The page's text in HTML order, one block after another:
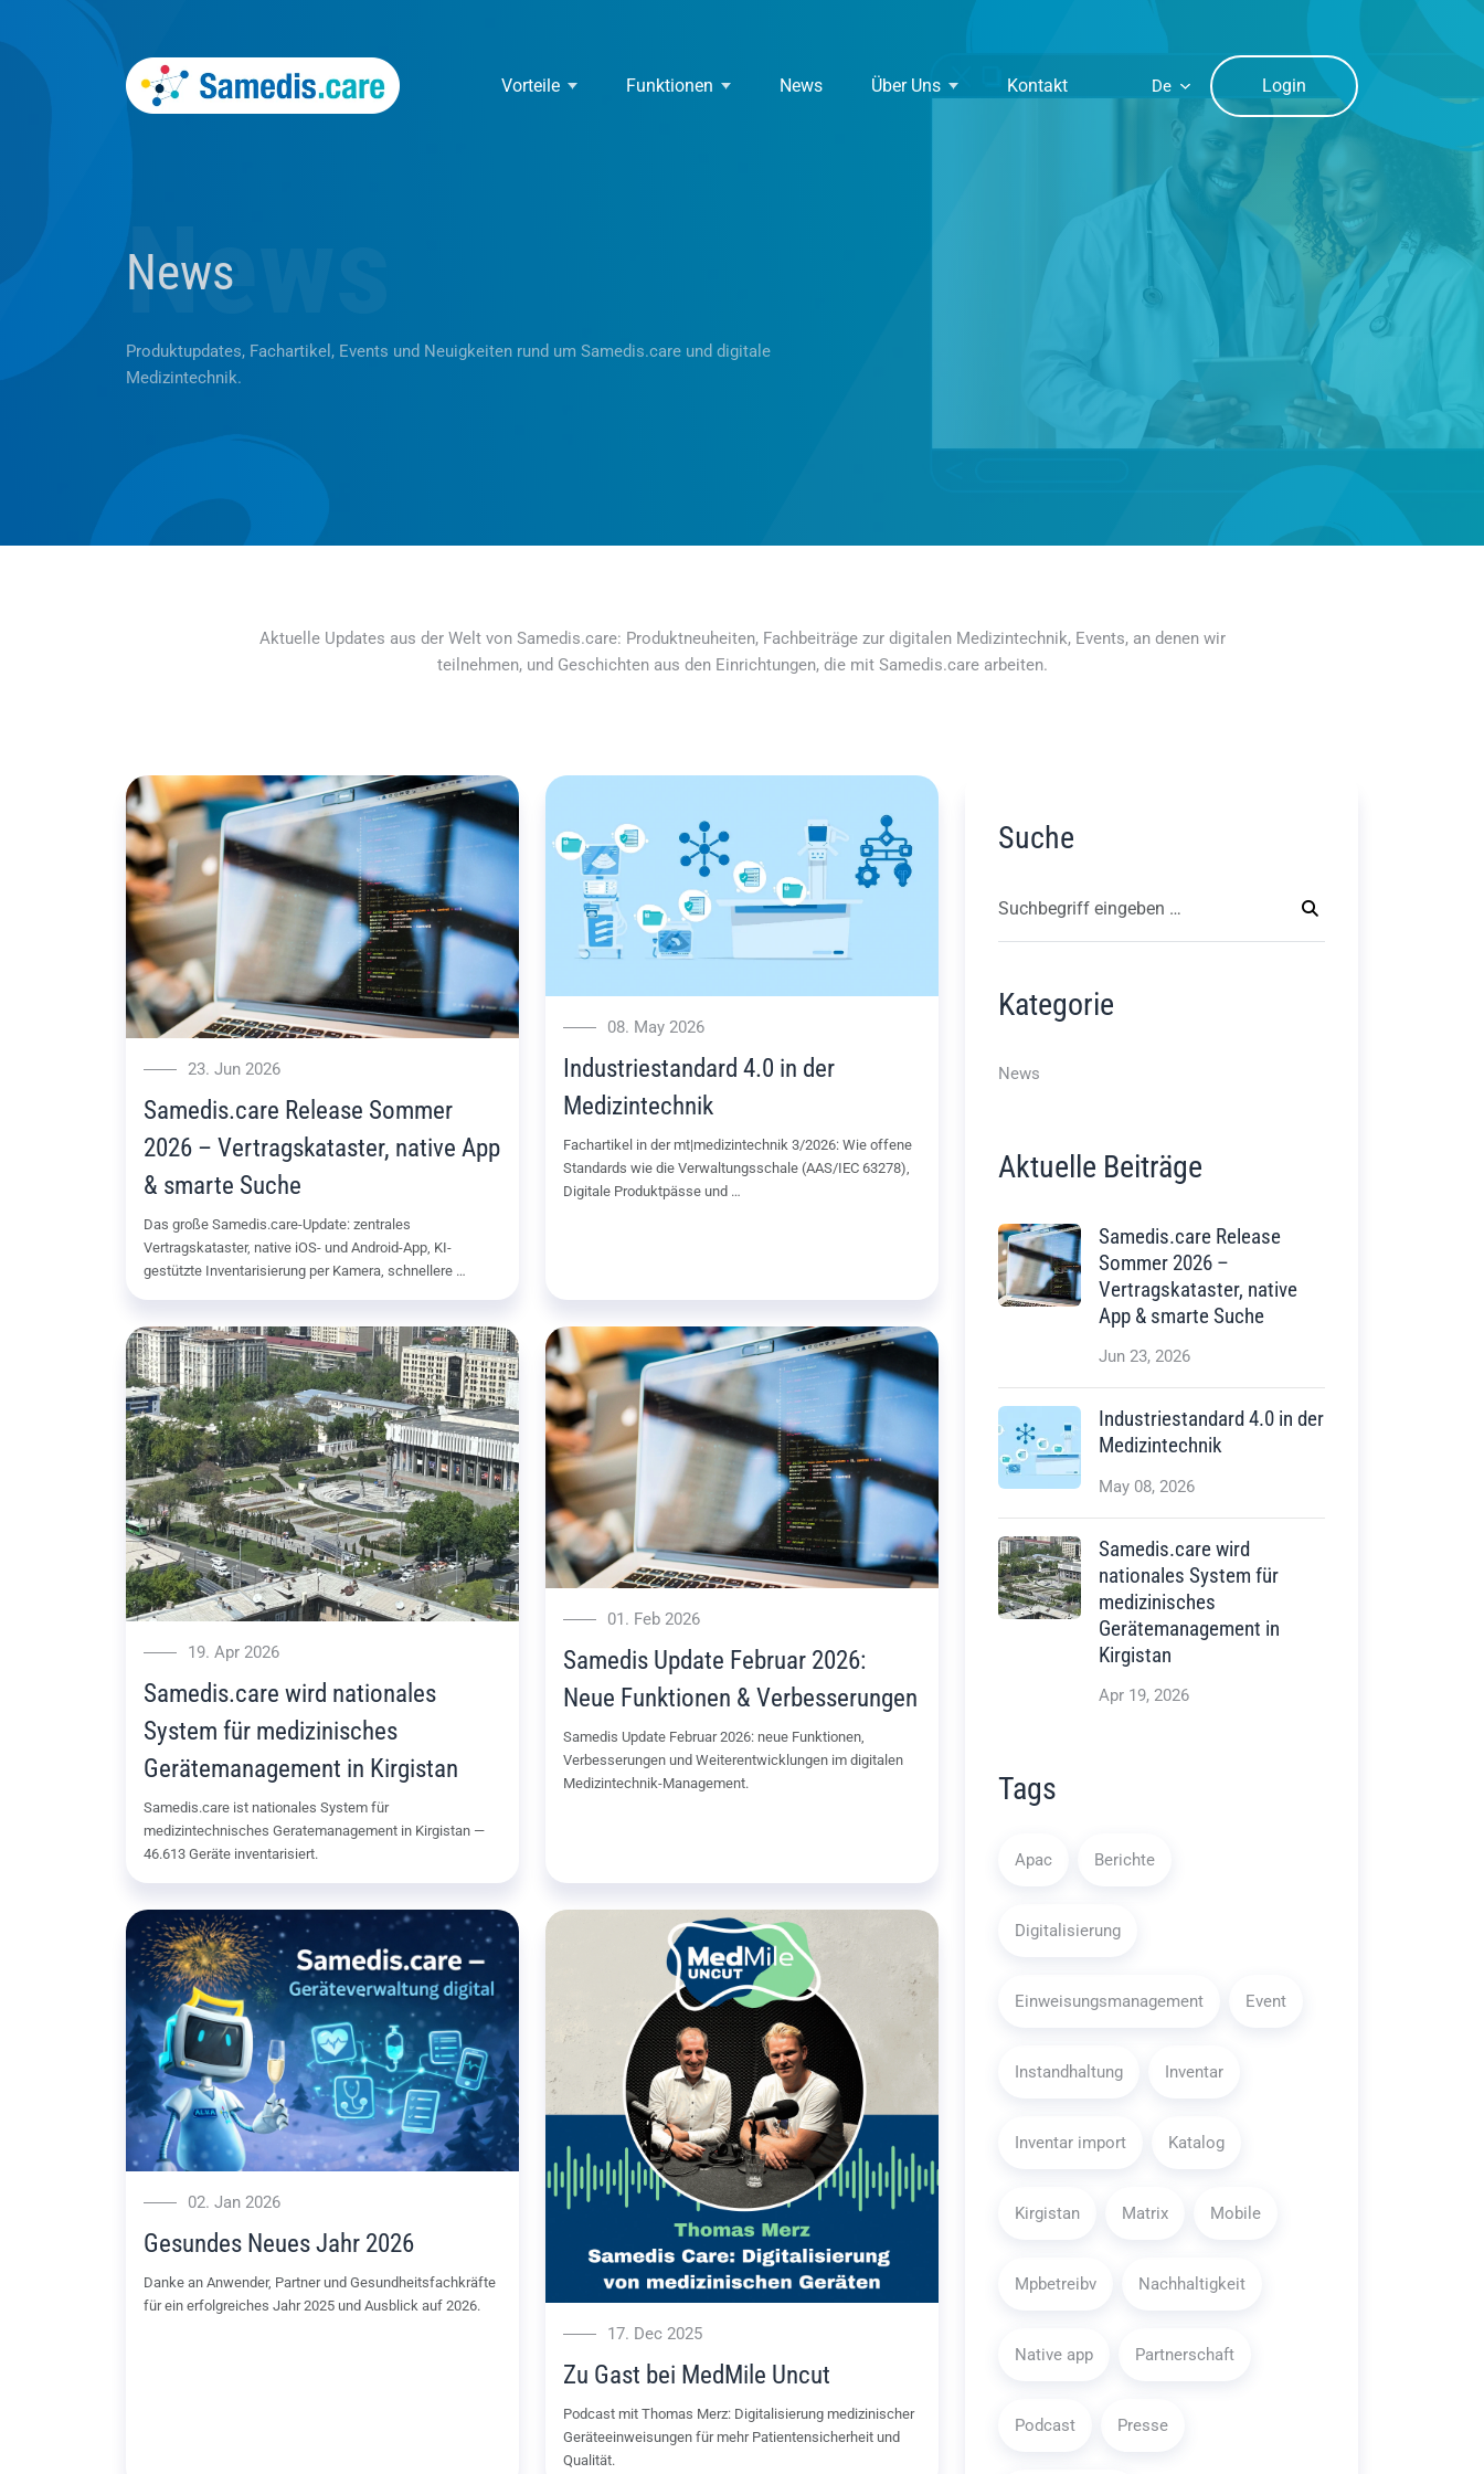
News
News
Produktupdates, Fachartikel, Events und Neuigkeiten rund um Samedis.care und digitale
Medizintechnik.
Vorteile Funktionen News Über Uns Kontakt Login
Aktuelle Updates aus der Welt von Samedis.care: Produktneuheiten, Fachbeiträge zur digitalen Medizintechnik, Events, an denen wir
teilnehmen, und Geschichten aus den Einrichtungen, die mit Samedis.care arbeiten.
23. Jun 2026
Samedis.care Release Sommer
2026 – Vertragskataster, native App
& smarte Suche
Das große Samedis.care-Update: zentrales
Vertragskataster, native iOS- und Android-App, KI-
gestützte Inventarisierung per Kamera, schnellere …
08. May 2026
Industriestandard 4.0 in der
Medizintechnik
Fachartikel in der mt|medizintechnik 3/2026: Wie offene
Standards wie die Verwaltungsschale (AAS/IEC 63278),
Digitale Produktpässe und …
19. Apr 2026
Samedis.care wird nationales
System für medizinisches
Gerätemanagement in Kirgistan
Samedis.care ist nationales System für
medizintechnisches Geratemanagement in Kirgistan —
46.613 Geräte inventarisiert.
01. Feb 2026
Samedis Update Februar 2026:
Neue Funktionen & Verbesserungen
Samedis Update Februar 2026: neue Funktionen,
Verbesserungen und Weiterentwicklungen im digitalen
Medizintechnik-Management.
02. Jan 2026
Gesundes Neues Jahr 2026
Danke an Anwender, Partner und Gesundheitsfachkräfte
für ein erfolgreiches Jahr 2025 und Ausblick auf 2026.
17. Dec 2025
Zu Gast bei MedMile Uncut
Podcast mit Thomas Merz: Digitalisierung medizinischer
Geräteeinweisungen für mehr Patientensicherheit und
Qualität.
Suche
Kategorie
News
Aktuelle Beiträge
Samedis.care Release
Sommer 2026 –
Vertragskataster, native
App & smarte Suche
Jun 23, 2026
Industriestandard 4.0 in der
Medizintechnik
May 08, 2026
Samedis.care wird
nationales System für
medizinisches
Gerätemanagement in
Kirgistan
Apr 19, 2026
Tags
Apac Berichte
Digitalisierung
Einweisungsmanagement Event
Instandhaltung Inventar
Inventar import Katalog
Kirgistan Matrix Mobile
Mpbetreibv Nachhaltigkeit
Native app Partnerschaft
Podcast Presse